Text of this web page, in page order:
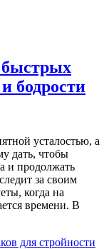
быстрых
бодрости
усталостью, а
дать, чтобы
и продолжать
за своим
когда на
времени. В
для стройности